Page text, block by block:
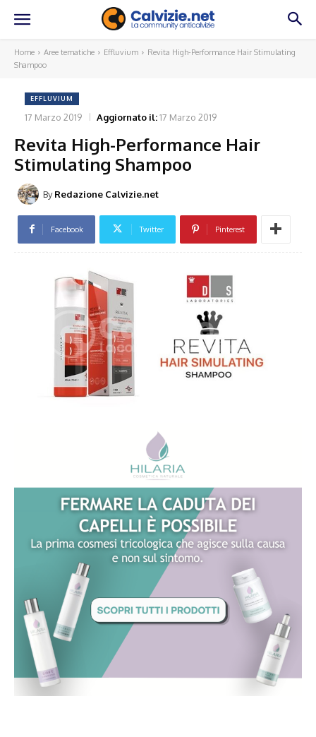
Home Aree tematiche Effluvium
Revita High-Performance Hair Stimulating
Shampoo
EFFLUVIUM
17 Marzo 2019 Aggiornato il:17 Marzo 2019
Revita High-Performance Hair
Stimulating Shampoo
By Redazione Calvizie.net
Facebook Twitter Pinterest